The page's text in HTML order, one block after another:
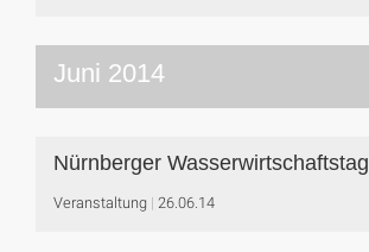
Juni 2014
Nürnberger Wasserwirtschaftstag
Veranstaltung 26.06.14